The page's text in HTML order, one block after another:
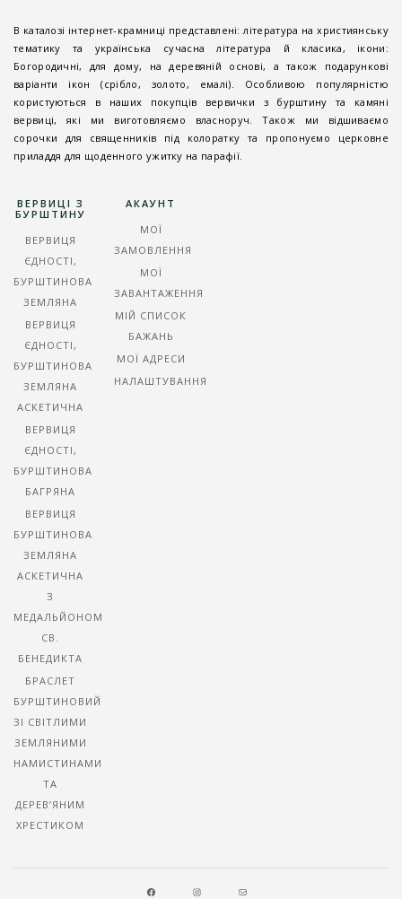
В каталозі інтернет-крамниці представлені: література на християнську
тематику та українська сучасна література й класика, ікони:
Богородичні, для дому, на деревяній основі, а також подарункові
варіанти ікон (срібло, золото, емалі). Особливою популярністю
користуються в наших покупців вервички з бурштину та камяні
вервиці, які ми виготовляємо власноруч. Також ми відшиваємо
сорочки для священників під колоратку та пропонуємо церковне
приладдя для щоденного ужитку на парафії.
ВЕРВИЦІ З
БУРШТИНУ
ВЕРВИЦЯ
ЄДНОСТІ,
БУРШТИНОВА
ЗЕМЛЯНА
ВЕРВИЦЯ
ЄДНОСТІ,
БУРШТИНОВА
ЗЕМЛЯНА
АСКЕТИЧНА
ВЕРВИЦЯ
ЄДНОСТІ,
БУРШТИНОВА
БАГРЯНА
ВЕРВИЦЯ
БУРШТИНОВА
ЗЕМЛЯНА
АСКЕТИЧНА
З
МЕДАЛЬЙОНОМ
СВ.
БЕНЕДИКТА
БРАСЛЕТ
БУРШТИНОВИЙ
ЗІ СВІТЛИМИ
ЗЕМЛЯНИМИ
НАМИСТИНАМИ
ТА
ДЕРЕВ’ЯНИМ
ХРЕСТИКОМ
АКАУНТ
МОЇ
ЗАМОВЛЕННЯ
МОЇ
ЗАВАНТАЖЕННЯ
МІЙ СПИСОК
БАЖАНЬ
МОЇ АДРЕСИ
НАЛАШТУВАННЯ
FACEBOOKINSTAGRAMMAIL